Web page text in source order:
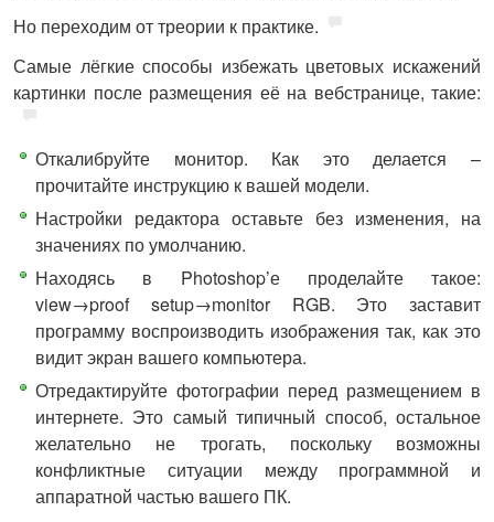
Но переходим от треории к практике.
Самые лёгкие способы избежать цветовых искажений
картинки после размещения её на вебстранице, такие:
Откалибруйте монитор. Как это делается –
прочитайте инструкцию к вашей модели.
Настройки редактора оставьте без изменения, на
значениях по умолчанию.
Находясь в Photoshop’е проделайте такое:
view→proof setup→monitor RGB. Это заставит
программу воспроизводить изображения так, как это
видит экран вашего компьютера.
Отредактируйте фотографии перед размещением в
интернете. Это самый типичный способ, остальное
желательно не трогать, поскольку возможны
конфликтные ситуации между программной и
аппаратной частью вашего ПК.